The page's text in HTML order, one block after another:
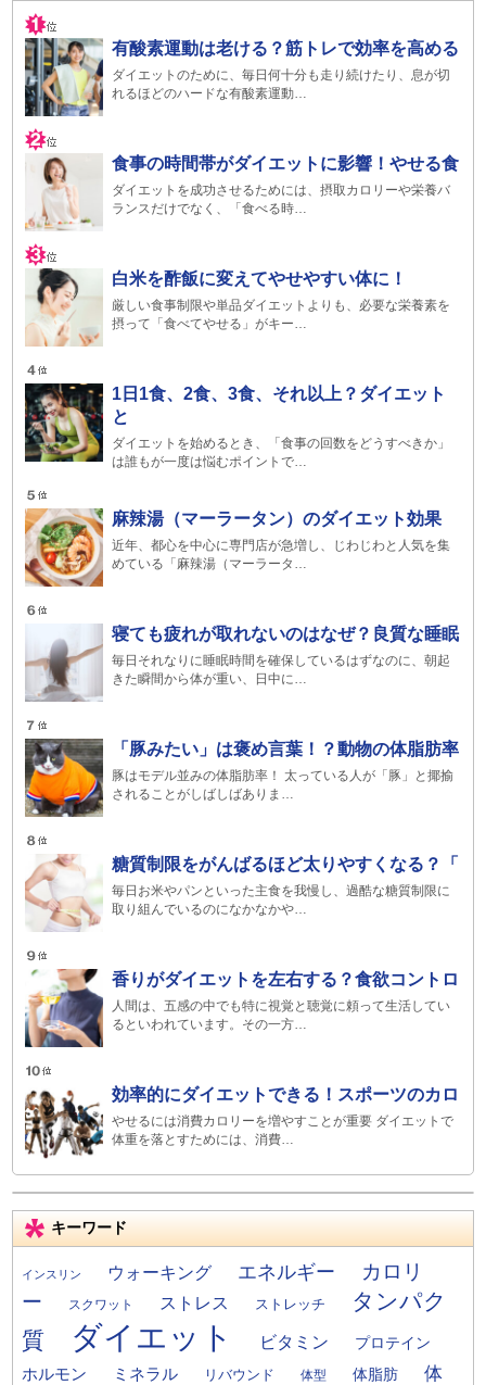
有酸素運動は老ける？筋トレで効率を高める
ダイエットのために、毎日何十分も走り続けたり、息が切
れるほどのハードな有酸素運動…
食事の時間帯がダイエットに影響！やせる食
ダイエットを成功させるためには、摂取カロリーや栄養バ
ランスだけでなく、「食べる時…
白米を酢飯に変えてやせやすい体に！
厳しい食事制限や単品ダイエットよりも、必要な栄養素を
摂って「食べてやせる」がキー…
1日1食、2食、3食、それ以上？ダイエット
と
ダイエットを始めるとき、「食事の回数をどうすべきか」
は誰もが一度は悩むポイントで…
麻辣湯（マーラータン）のダイエット効果
近年、都心を中心に専門店が急増し、じわじわと人気を集
めている「麻辣湯（マーラータ…
寝ても疲れが取れないのはなぜ？良質な睡眠
毎日それなりに睡眠時間を確保しているはずなのに、朝起
きた瞬間から体が重い、日中に…
「豚みたい」は褒め言葉！？動物の体脂肪率
豚はモデル並みの体脂肪率！ 太っている人が「豚」と揶揄
されることがしばしばありま…
糖質制限をがんばるほど太りやすくなる？「
毎日お米やパンといった主食を我慢し、過酷な糖質制限に
取り組んでいるのになかなかや…
香りがダイエットを左右する？食欲コントロ
人間は、五感の中でも特に視覚と聴覚に頼って生活してい
るといわれています。その一方…
効率的にダイエットできる！スポーツのカロ
やせるには消費カロリーを増やすことが重要 ダイエットで
体重を落とすためには、消費…
キーワード
インスリン ウォーキング エネルギー
カロリ
ー
スクワット ストレス ストレッチ
タンパク
質
ダイエット ビタミン
プロテイン
ホルモン
ミネラル リバウンド 体型 体脂肪
体